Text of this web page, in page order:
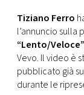
EVENTI
VIDEO
Tiziano Ferro
l’annuncio sulla
“Lento/Veloce”
Vevo. Il video è
pubblicato già
durante le